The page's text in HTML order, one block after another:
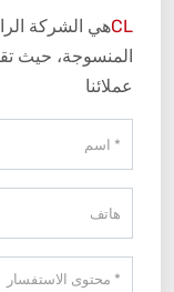
CLهي الشركة
المنسوجة، حيث
عملائنا